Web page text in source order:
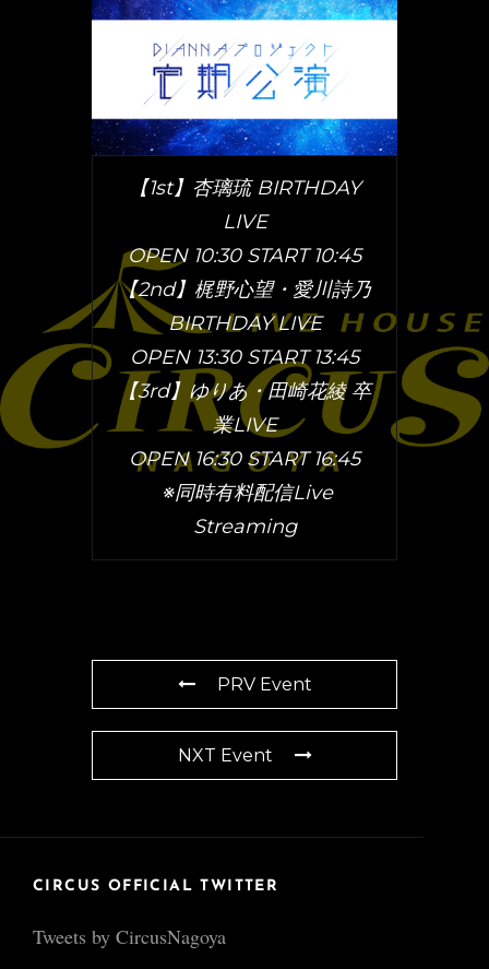
【1st】杏璃琉 BIRTHDAY
LIVE
OPEN 10:30 START 10:45
【2nd】梶野心望・愛川詩乃
BIRTHDAY LIVE
OPEN 13:30 START 13:45
【3rd】ゆりあ・田崎花綾 卒
業LIVE
OPEN 16:30 START 16:45
※同時有料配信Live
Streaming
PRV Event
NXT Event
CIRCUS OFFICIAL TWITTER
Tweets by CircusNagoya